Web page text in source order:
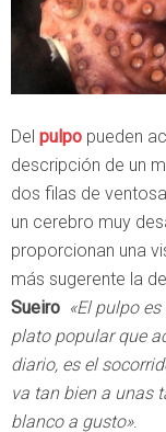
Del pulpo pueden
descripción de un
dos filas de
un cerebro muy
proporcionan una
más sugerente la
Sueiro «El pulpo
plato popular que
diario, es el
va tan bien a unas
blanco a gusto».